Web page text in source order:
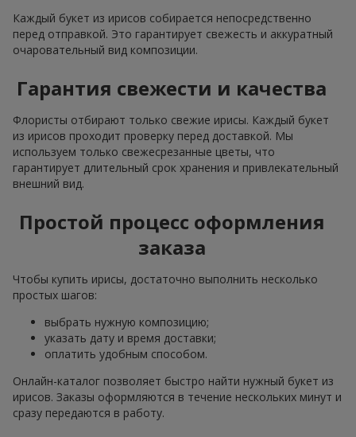
Каждый букет из ирисов собирается непосредственно
перед отправкой. Это гарантирует свежесть и аккуратный
очаровательный вид композиции.
Гарантия свежести и качества
Флористы отбирают только свежие ирисы. Каждый букет
из ирисов проходит проверку перед доставкой. Мы
используем только свежесрезанные цветы, что
гарантирует длительный срок хранения и привлекательный
внешний вид.
Простой процесс оформления
заказа
Чтобы купить ирисы, достаточно выполнить несколько
простых шагов:
выбрать нужную композицию;
указать дату и время доставки;
оплатить удобным способом.
Онлайн-каталог позволяет быстро найти нужный букет из
ирисов. Заказы оформляются в течение нескольких минут и
сразу передаются в работу.